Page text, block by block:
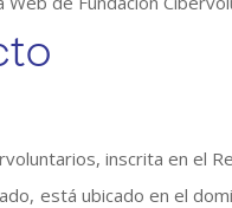
inscrita en el
está ubicado en el